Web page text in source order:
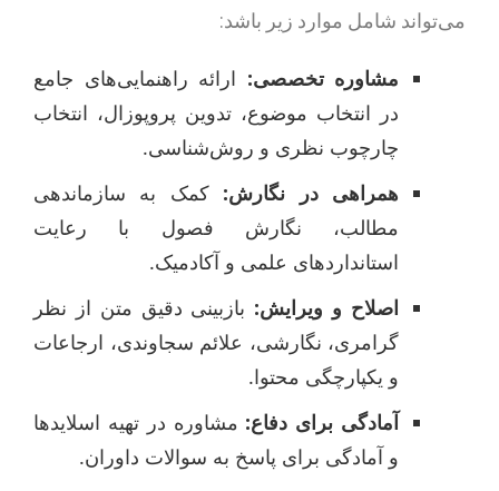
می‌تواند شامل موارد زیر باشد:
مشاوره تخصصی: ارائه راهنمایی‌های جامع
در انتخاب موضوع، تدوین پروپوزال، انتخاب
چارچوب نظری و روش‌شناسی.
همراهی در نگارش: کمک به سازماندهی
مطالب، نگارش فصول با رعایت
استانداردهای علمی و آکادمیک.
اصلاح و ویرایش: بازبینی دقیق متن از نظر
گرامری، نگارشی، علائم سجاوندی، ارجاعات
و یکپارچگی محتوا.
آمادگی برای دفاع: مشاوره در تهیه اسلایدها
و آمادگی برای پاسخ به سوالات داوران.